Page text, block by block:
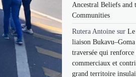
Ancestral Beliefs
Communities
Rutera Antoine sur Le
liaison
traversée qui
commerciaux et
grand territoire